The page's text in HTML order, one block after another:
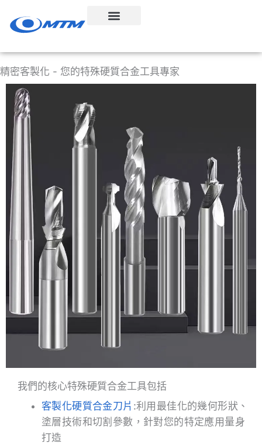
容
精密客製化 - 您的特殊硬質合金工具專家
我們的核心特殊硬質合金工具包括
客製化硬質合金刀片 :利用最佳化的幾何形狀、
塗層技術和切割參數，針對您的特定應用量身
打造